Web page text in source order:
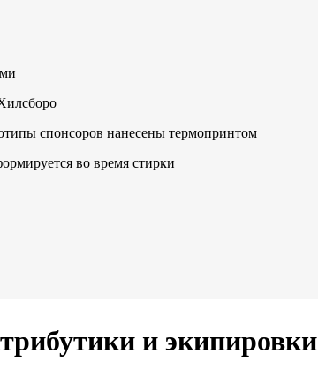
спонсоров нанесены термопринтом
во время стирки
и экипировки